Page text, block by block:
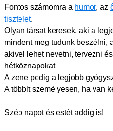
Fontos számomra a humor, az
tisztelet.
Olyan társat keresek, aki a
mindent meg tudunk beszélni,
akivel lehet nevetni, tervezni
hétköznapokat.
A zene pedig a legjobb
A többit személyesen, ha van
Szép napot és estét addig is!